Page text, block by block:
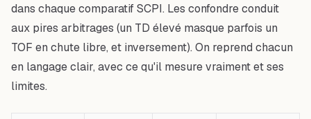
dans chaque comparatif SCPI. Les confondre conduit
aux pires arbitrages (un TD élevé masque parfois un
TOF en chute libre, et inversement). On reprend chacun
en langage clair, avec ce qu'il mesure vraiment et ses
limites.